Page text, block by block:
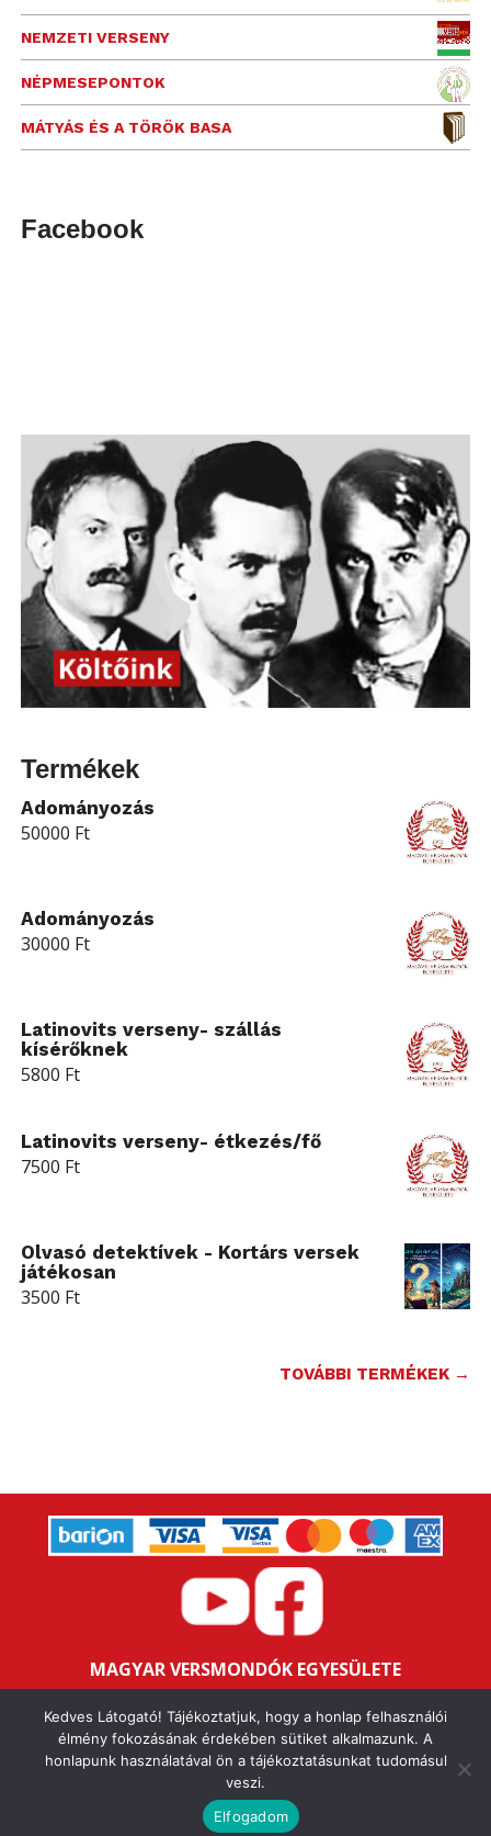
NEMZETI VERSENY
NÉPMESEPONTOK
MÁTYÁS ÉS A TÖRÖK BASA
Facebook
Termékek
Adományozás
50000 Ft
Adományozás
30000 Ft
Latinovits verseny- szállás
kísérőknek
5800 Ft
Latinovits verseny- étkezés/fő
7500 Ft
Olvasó detektívek - Kortárs versek
játékosan
3500 Ft
TOVÁBBI TERMÉKEK →
MAGYAR VERSMONDÓK EGYESÜLETE
Bankszámlaszám: 16200106-11646259
Adószám: 18047352-1-43
FELHASZNÁLÁSI FELTÉTELEK
Kedves Látogató! Tájékoztatjuk, hogy a honlap felhasználói
élmény fokozásának érdekében sütiket alkalmazunk. A
honlapunk használatával ön a tájékoztatásunkat tudomásul
veszi.
Elfogadom